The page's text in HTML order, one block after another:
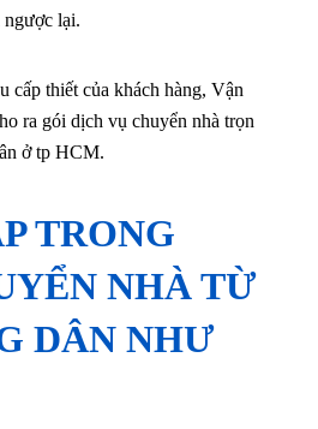
ngược lại.
cấp thiết của khách hàng, Vận
ra gói dịch vụ chuyển nhà trọn
ở tp HCM.
TRONG
NHÀ TỪ
DÂN NHƯ